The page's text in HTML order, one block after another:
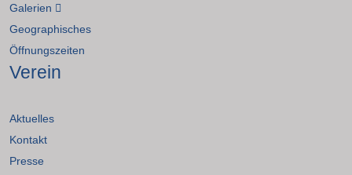
Galerien
Geographisches
Öffnungszeiten
Verein
Aktuelles
Kontakt
Presse